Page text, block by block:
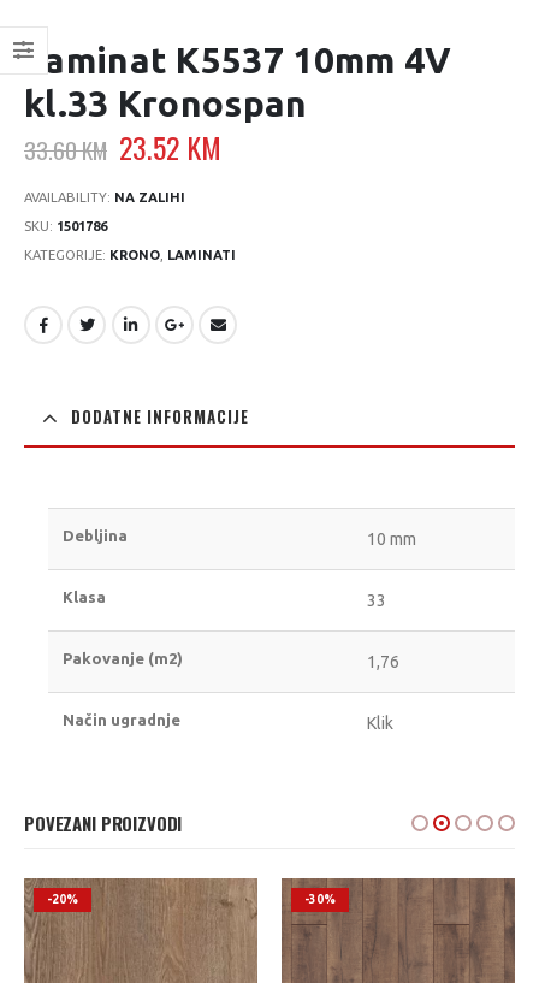
Laminat K5537 10mm 4V
kl.33 Kronospan
33.60KM Original
price
was:
23.52 KM
AVAILABILITY: NA ZALIHI
SKU: 1501786
KATEGORIJE: KRONO LAMINATI
DODATNE INFORMACIJE
Debljina 10 mm
Klasa 33
Pakovanje (m2) 1,76
Način ugradnje Klik
POVEZANI PROIZVODI
-20% -30%